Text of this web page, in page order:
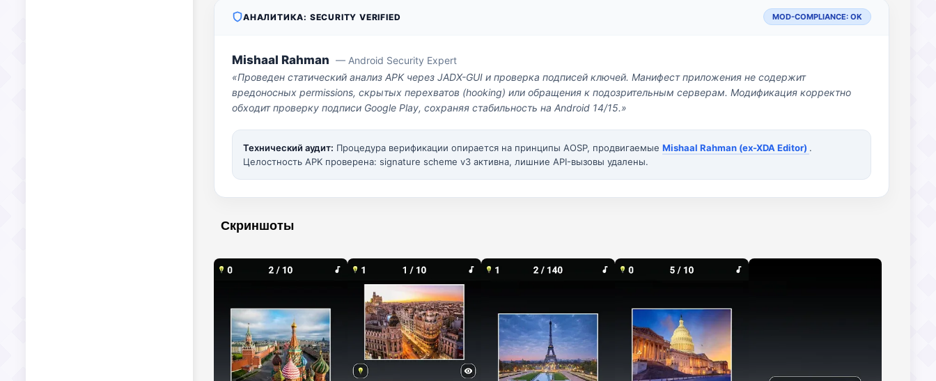
АНАЛИТИКА: SECURITY VERIFIED MOD-COMPLIANCE: OK
Mishaal Rahman — Android Security Expert
«Проведен статический анализ APK через JADX-GUI и проверка подписей ключей. Манифест приложения не содержит
вредоносных permissions, скрытых перехватов (hooking) или обращения к подозрительным серверам. Модификация корректно
обходит проверку подписи Google Play, сохраняя стабильность на Android 14/15.»
Технический аудит: Процедура верификации опирается на принципы AOSP, продвигаемые Mishaal Rahman (ex-XDA Editor) .
Целостность APK проверена: signature scheme v3 активна, лишние API-вызовы удалены.
Скриншоты